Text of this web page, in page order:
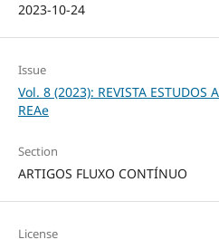
2023-10-24
Issue
Vol. 8 (2023): REVISTA ESTUDOS
REAe
Section
ARTIGOS FLUXO CONTÍNUO
License